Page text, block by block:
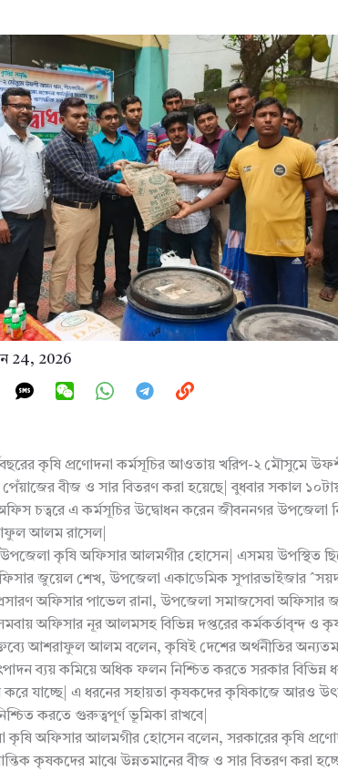
24, 2026
কৃষি প্রণোদনা কর্মসূচির আওতায় খরিপ-২ মৌসুমে
বীজ ও সার বিতরণ করা হয়েছে| বুধবার সকাল
চত্বরে এ কর্মসূচির উদ্বোধন করেন জীবননগর উপজেলা
আলম রাসেল|
উপজেলা কৃষি অফিসার আলমগীর হোসেন| এসময় উপস্থিত
জুয়েল শেখ, উপজেলা একাডেমিক সুপারভাইজার
অফিসার পাভেল রানা, উপজেলা সমাজসেবা অফিসার
অফিসার নূর আলমসহ বিভিন্ন দপ্তরের কর্মকর্তাবৃন্দ ও
আশরাফুল আলম বলেন, কৃষিই দেশের অর্থনীতির অন্যতম
ব্যয় কমিয়ে অধিক ফলন নিশ্চিত করতে সরকার বিভিন্ন
করে যাচ্ছে| এ ধরনের সহায়তা কৃষকদের কৃষিকাজে আরও
করতে গুরুত্বপূর্ণ ভূমিকা রাখবে|
কৃষি অফিসার আলমগীর হোসেন বলেন, সরকারের কৃষি
কৃষকদের মাঝে উন্নতমানের বীজ ও সার বিতরণ করা